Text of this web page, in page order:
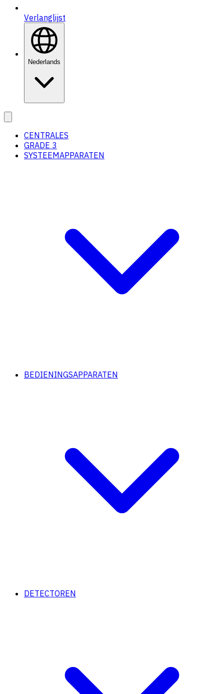
Verlanglijst
Nederlands
CENTRALES
GRADE 3
SYSTEEMAPPARATEN
BEDIENINGSAPPARATEN
DETECTOREN